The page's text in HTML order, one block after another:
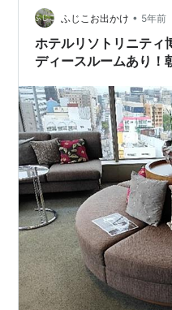
カプセルホテルを知らな
初めてでも利用方法がわ
ホテルだった。 経験とし
ふじこお出かけ • 5年前
ホテルリソトリニティ
ディースルームあり！